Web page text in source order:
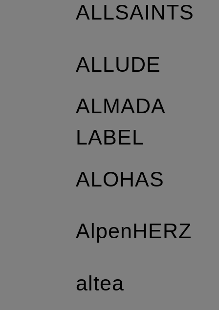
ALLSAINTS
ALLUDE
ALMADA
LABEL
ALOHAS
AlpenHERZ
altea